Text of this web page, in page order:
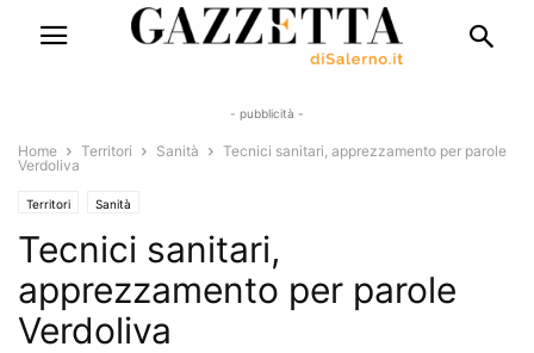
- pubblicità -
Home Territori Sanità
Tecnici sanitari, apprezzamento per parole
Verdoliva
Territori Sanità
Tecnici sanitari,
apprezzamento per parole
Verdoliva